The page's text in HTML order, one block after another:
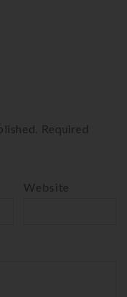
Required
Website